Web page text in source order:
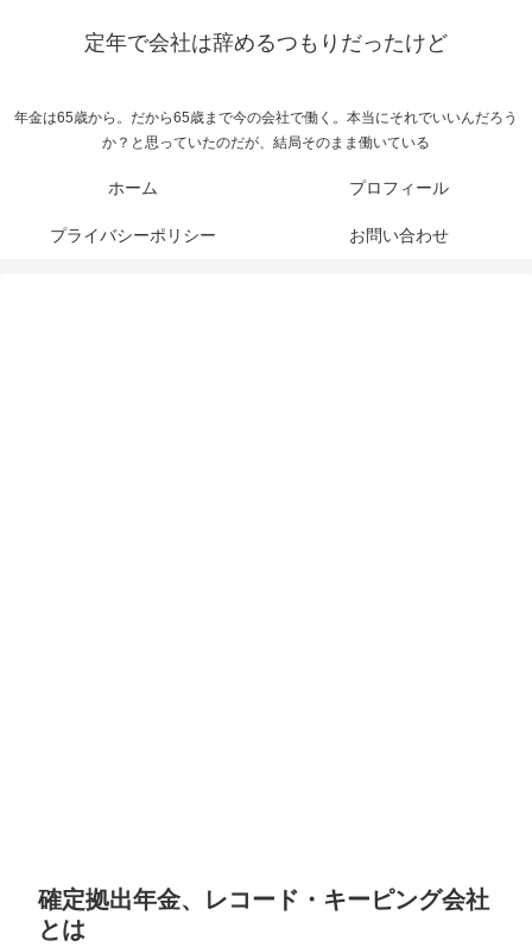
定年で会社は辞めるつもりだったけど
年金は65歳から。だから65歳まで今の会社で働く。本当にそれでいいんだろう
か？と思っていたのだが、結局そのまま働いている
ホーム プロフィール
プライバシーポリシー お問い合わせ
確定拠出年金、レコード・キーピング会社
とは